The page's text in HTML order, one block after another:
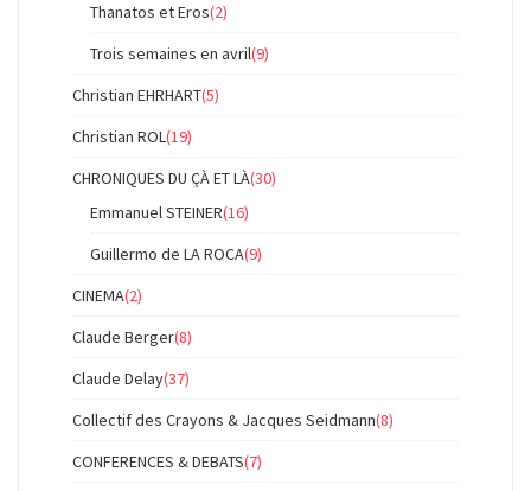
Thanatos et Eros(2)
Trois semaines en avril(9)
Christian EHRHART(5)
Christian ROL(19)
CHRONIQUES DU ÇÀ ET LÀ(30)
Emmanuel STEINER(16)
Guillermo de LA ROCA(9)
CINEMA(2)
Claude Berger(8)
Claude Delay(37)
Collectif des Crayons & Jacques Seidmann(8)
CONFERENCES & DEBATS(7)